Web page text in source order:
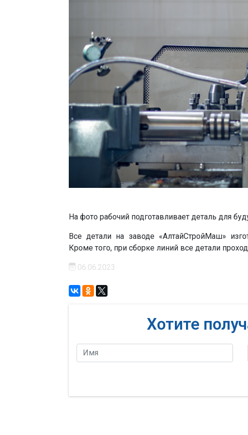
На фото рабочий подготавливает деталь для
Все детали на заводе «АлтайСтройМаш»
Кроме того, при сборке линий все детали
06.06.2023
Хотите